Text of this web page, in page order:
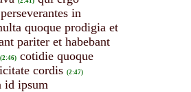
in
quoque prodigia et
pariter et habebant
(2:46) cotidie quoque
cordis (2:47)
id ipsum